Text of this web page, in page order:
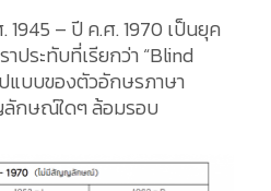
1945 – ปี ค.ศ. 1970 เป็นยุค
ประทับที่เรียกว่า “Blind
แบบของตัวอักษรภาษา
กษณ์ใดๆ ล้อมรอบ